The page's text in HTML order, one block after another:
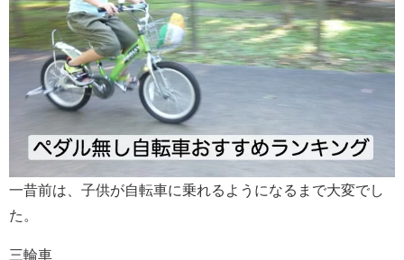
一昔前は、子供が自転車に乗れるようになるまで大変でし
た。
三輪車